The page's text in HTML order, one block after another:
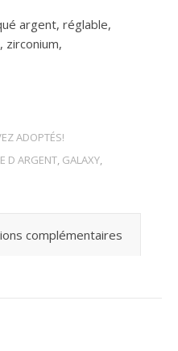
argent, réglable,
zirconium,
ADOPTÉS!
D ARGENT, GALAXY,
complémentaires